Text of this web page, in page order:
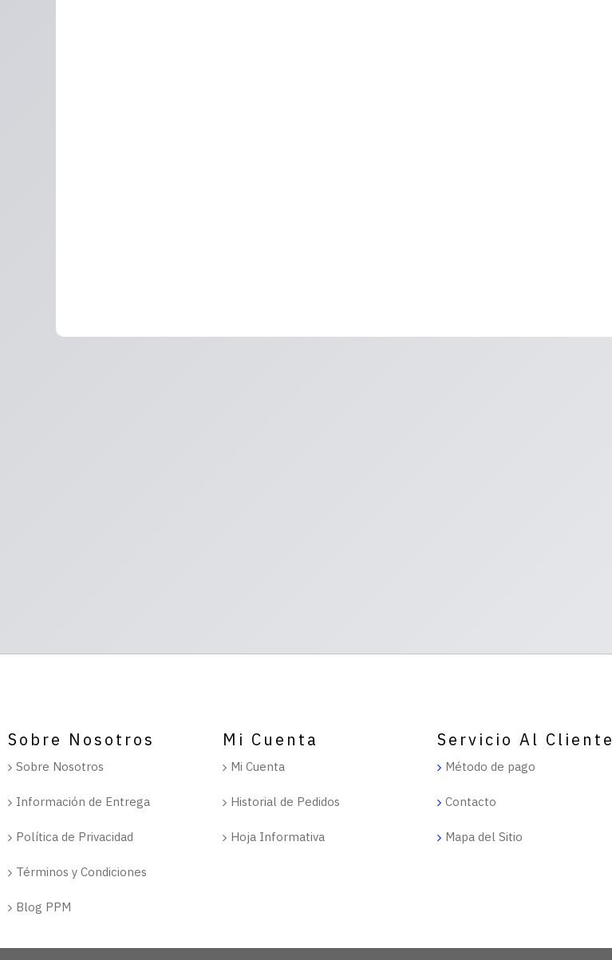
Sobre Nosotros
Sobre Nosotros
Información de Entrega
Política de Privacidad
Términos y Condiciones
Blog PPM
Mi Cuenta
Mi Cuenta
Historial de Pedidos
Hoja Informativa
Servicio Al Cliente
Método de pago
Contacto
Mapa del Sitio